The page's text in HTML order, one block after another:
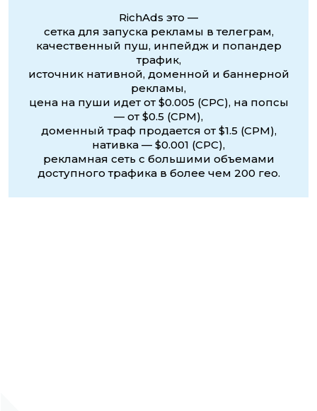
RichAds это —
сетка для запуска рекламы в телеграм,
качественный пуш, инпейдж и попандер
трафик,
источник нативной, доменной и баннерной
рекламы,
цена на пуши идет от $0.005 (CPC), на попсы
— от $0.5 (CPM),
доменный траф продается от $1.5 (CPM),
нативка — $0.001 (CPC),
рекламная сеть с большими объемами
доступного трафика в более чем 200 гео.